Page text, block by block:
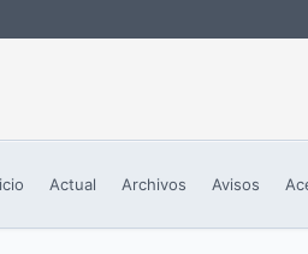
Actual Archivos Avisos